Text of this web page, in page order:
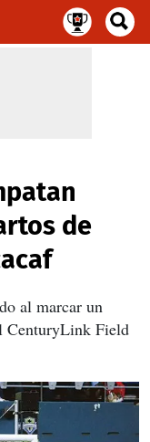
de
al marcar un
CenturyLink Field